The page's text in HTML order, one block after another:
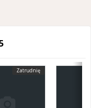
Zatrudnię